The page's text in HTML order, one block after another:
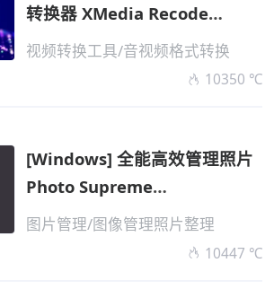
转换器​ XMedia Recode
v3.6.1...
视频转换工具/音视频格式转换
10350 ℃
[Windows] 全能高效管理照片
Photo Supreme
v2025.3.0.7951 便携...
图片管理/图像管理照片整理
10447 ℃